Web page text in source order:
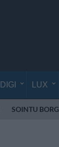
DIGI LUX
SOINTU BORG